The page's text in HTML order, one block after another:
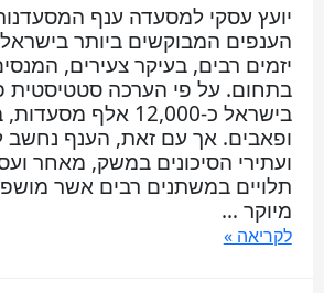
יועץ עסקי למסעדה ענף
הענפים המבוקשים ביותר
יזמים רבים, בעיקר צעירים,
בתחום. על פי הערכה סטטיסטית
בישראל כ-12,000 אלף
ופאבים. אך עם זאת, הענף
ועתירי הסיכונים במשק, מאחר
תלויים במשתנים רבים אשר
מיוקר …
לקריאה »